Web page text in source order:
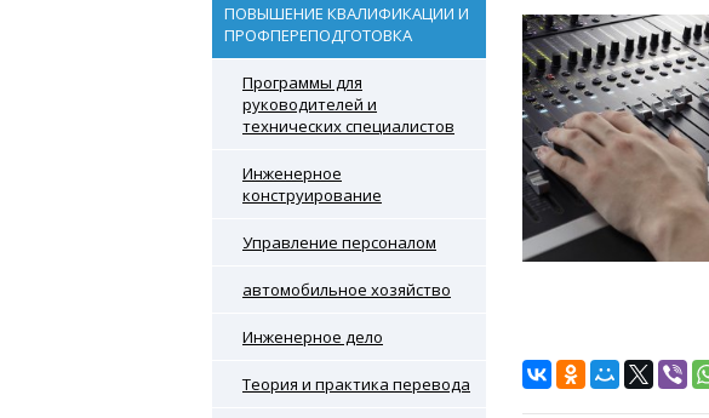
ПОВЫШЕНИЕ КВАЛИФИКАЦИИ И
ПРОФПЕРЕПОДГОТОВКА
Программы для
руководителей и
технических специалистов
Инженерное
конструирование
Управление персоналом
автомобильное хозяйство
Инженерное дело
Теория и практика перевода